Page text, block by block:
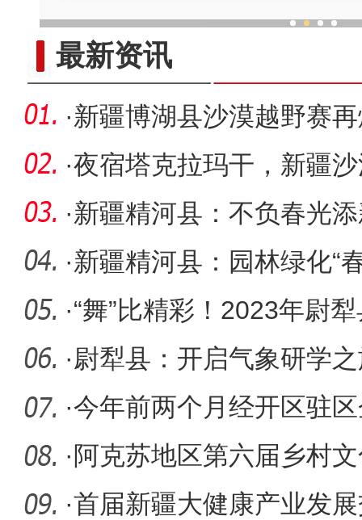
最新资讯
·新疆博湖县沙漠越野赛
版“速
·夜宿塔克拉玛干，新疆沙
·新疆精河县：不负春光
时
·新疆精河县：园林绿化“
·“舞”比精彩！2023年尉
啦！
·尉犁县：开启气象研学
力
·今年前两个月经开区驻
同期增加
· 阿克苏地区第六届乡村
坪县杏花
·首届新疆大健康产业发